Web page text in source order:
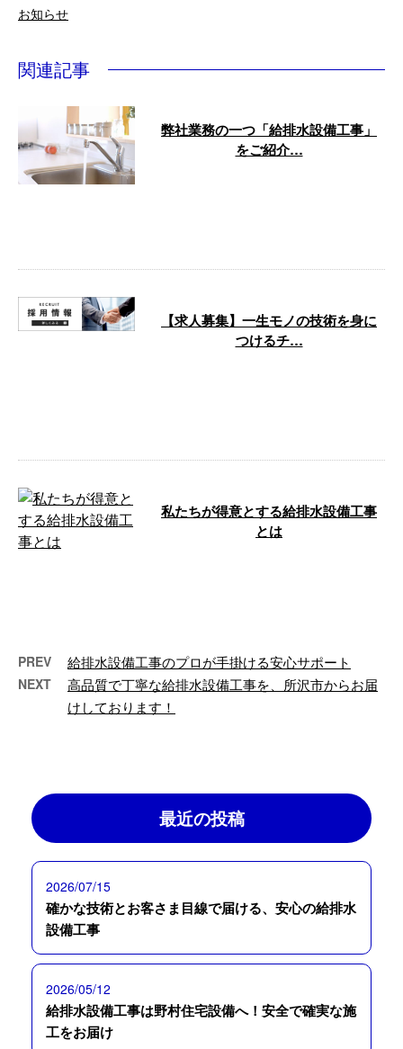
お知らせ
関連記事
弊社業務の一つ「給排水設備工事」
をご紹介…
【求人募集】一生モノの技術を身に
つけるチ…
私たちが得意とする給排水設備工事
とは
PREV 給排水設備工事のプロが手掛ける安心サポート
NEXT
高品質で丁寧な給排水設備工事を、所沢市からお届
けしております！
最近の投稿
2026/07/15
確かな技術とお客さま目線で届ける、安心の給排水
設備工事
2026/05/12
給排水設備工事は野村住宅設備へ！安全で確実な施
工をお届け